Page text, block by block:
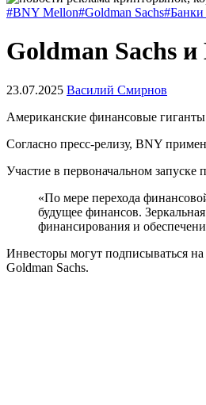
#BNY Mellon#Goldman Sachs
Goldman Sachs
23.07.2025 Василий Смирнов
Американские финансовые
Согласно пресс-релизу, BNY
Участие в первоначальном запуске
«По мере перехода
будущее финансов.
финансирования и
Инвесторы могут подписываться
Goldman Sachs.